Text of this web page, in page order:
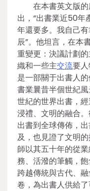
在本書英文版
出，“出書業近50年
年還要多。我自己
辰”。他坦言，在本
重變更：決議計劃
織和一些主交流要
是一部關于出書人
書業曩昔半個世紀
世紀的世界出書，
浸禮、文明的融合
出書到全球傳佈，
及，也見證了文明
師以其五十年的從
務、活潑的筆觸，
跨越傳統與古代、
卷，為出書人供給了